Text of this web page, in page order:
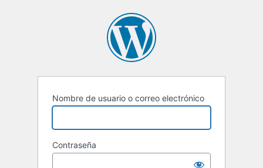
Nombre de usuario o correo electrónico
Contraseña